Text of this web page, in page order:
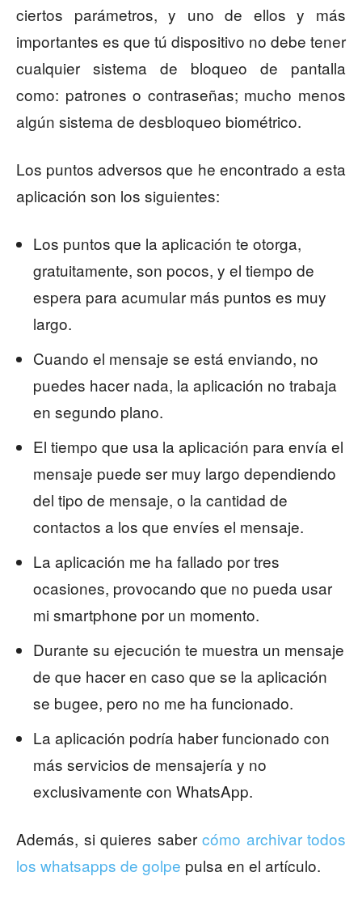
ciertos parámetros, y uno de ellos y más
importantes es que tú dispositivo no debe tener
cualquier sistema de bloqueo de pantalla
como: patrones o contraseñas; mucho menos
algún sistema de desbloqueo biométrico.
Los puntos adversos que he encontrado a esta
aplicación son los siguientes:
Los puntos que la aplicación te otorga,
gratuitamente, son pocos, y el tiempo de
espera para acumular más puntos es muy
largo.
Cuando el mensaje se está enviando, no
puedes hacer nada, la aplicación no trabaja
en segundo plano.
El tiempo que usa la aplicación para envía el
mensaje puede ser muy largo dependiendo
del tipo de mensaje, o la cantidad de
contactos a los que envíes el mensaje.
La aplicación me ha fallado por tres
ocasiones, provocando que no pueda usar
mi smartphone por un momento.
Durante su ejecución te muestra un mensaje
de que hacer en caso que se la aplicación
se bugee, pero no me ha funcionado.
La aplicación podría haber funcionado con
más servicios de mensajería y no
exclusivamente con WhatsApp.
Además, si quieres saber cómo archivar todos
los whatsapps de golpe pulsa en el artículo.